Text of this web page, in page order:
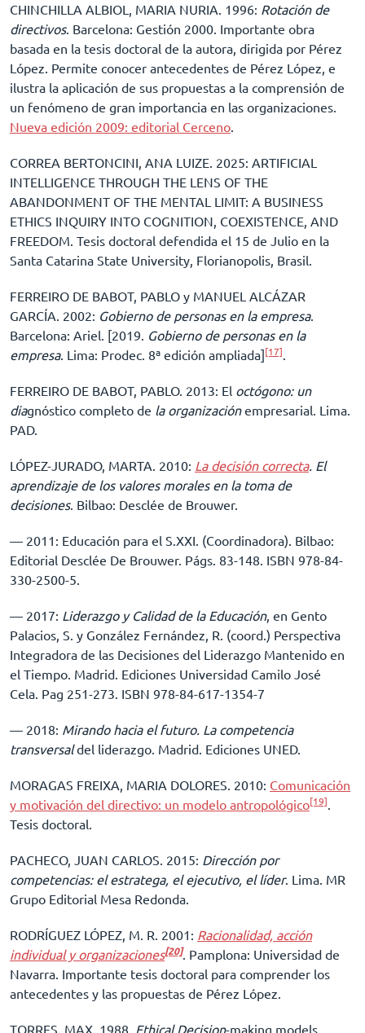
CHINCHILLA ALBIOL, MARIA NURIA. 1996: Rotación de
directivos. Barcelona: Gestión 2000. Importante obra
basada en la tesis doctoral de la autora, dirigida por Pérez
López. Permite conocer antecedentes de Pérez López, e
ilustra la aplicación de sus propuestas a la comprensión de
un fenómeno de gran importancia en las organizaciones.
Nueva edición 2009: editorial Cerceno.
CORREA BERTONCINI, ANA LUIZE. 2025: ARTIFICIAL
INTELLIGENCE THROUGH THE LENS OF THE
ABANDONMENT OF THE MENTAL LIMIT: A BUSINESS
ETHICS INQUIRY INTO COGNITION, COEXISTENCE, AND
FREEDOM. Tesis doctoral defendida el 15 de Julio en la
Santa Catarina State University, Florianopolis, Brasil.
FERREIRO DE BABOT, PABLO y MANUEL ALCÁZAR
GARCÍA. 2002: Gobierno de personas en la empresa.
Barcelona: Ariel. [2019. Gobierno de personas en la
empresa. Lima: Prodec. 8ª edición ampliada][17].
FERREIRO DE BABOT, PABLO. 2013: El octógono: un
diagnóstico completo de la organizaciónempresarial. Lima.
PAD.
LÓPEZ-JURADO, MARTA. 2010: La decisión correcta. El
aprendizaje de los valores morales en la toma de
decisiones. Bilbao: Desclée de Brouwer.
–– 2011: Educación para el S.XXI. (Coordinadora). Bilbao:
Editorial Desclée De Brouwer. Págs. 83-148. ISBN 978-84-
330-2500-5.
–– 2017: Liderazgo y Calidad de la Educación, en Gento
Palacios, S. y González Fernández, R. (coord.) Perspectiva
Integradora de las Decisiones del Liderazgo Mantenido en
el Tiempo. Madrid. Ediciones Universidad Camilo José
Cela. Pag 251-273. ISBN 978-84-617-1354-7
–– 2018: Mirando hacia el futuro. La competencia
transversaldel liderazgo. Madrid. Ediciones UNED.
MORAGAS FREIXA, MARIA DOLORES. 2010: Comunicación
y motivación del directivo: un modelo antropológico[19].
Tesis doctoral.
PACHECO, JUAN CARLOS. 2015: Dirección por
competencias: el estratega, el ejecutivo, el líder. Lima. MR
Grupo Editorial Mesa Redonda.
RODRÍGUEZ LÓPEZ, M. R. 2001: Racionalidad, acción
individual y organizaciones[20]. Pamplona: Universidad de
Navarra. Importante tesis doctoral para comprender los
antecedentes y las propuestas de Pérez López.
TORRES, MAX. 1988. Ethical Decision-making models.